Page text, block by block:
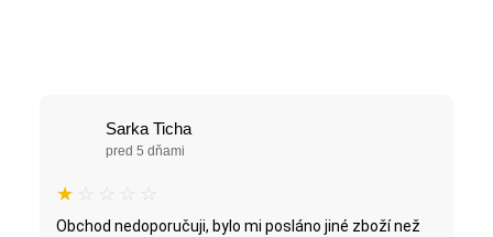
Sarka Ticha
pred 5 dňami
★ ☆ ☆ ☆ ☆
Obchod nedoporučuji, bylo mi posláno jiné zboží než